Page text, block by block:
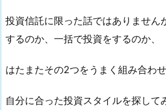
投資信託に限った話ではありません
するのか、一括で投資をするのか、
はたまたその2つをうまく組み合わせ
自分に合った投資スタイルを探して